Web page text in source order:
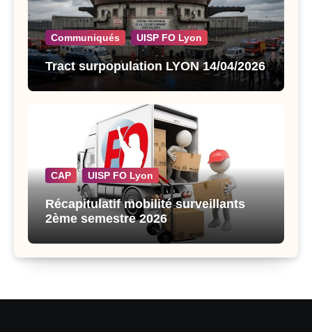
Communiqués UISP FO Lyon
Tract surpopulation LYON 14/04/2026
CAP UISP FO Lyon
Récapitulatif mobilité surveillants
2ème semestre 2026